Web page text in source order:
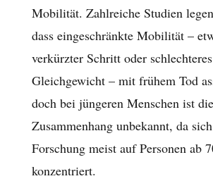
Mobilität. Zahlreiche Studien
dass eingeschränkte Mobilität –
verkürzter Schritt oder schlechteres
Gleichgewicht – mit frühem Tod
doch bei jüngeren Menschen ist
Zusammenhang unbekannt, da
Forschung meist auf Personen ab
konzentriert.